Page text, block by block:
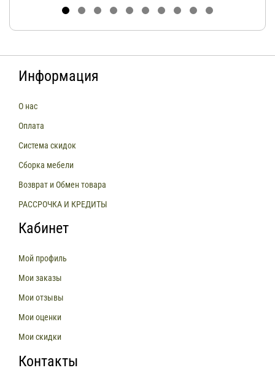
Информация
О нас
Оплата
Система скидок
Сборка мебели
Возврат и Обмен товара
РАССРОЧКА И КРЕДИТЫ
Кабинет
Мой профиль
Мои заказы
Мои отзывы
Мои оценки
Мои скидки
Контакты